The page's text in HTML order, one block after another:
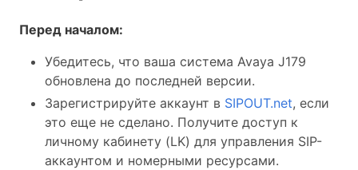
Перед началом:
Убедитесь, что ваша система Avaya J179
обновлена до последней версии.
Зарегистрируйте аккаунт в SIPOUT.net, если
это еще не сделано. Получите доступ к
личному кабинету (LK) для управления SIP-
аккаунтом и номерными ресурсами.